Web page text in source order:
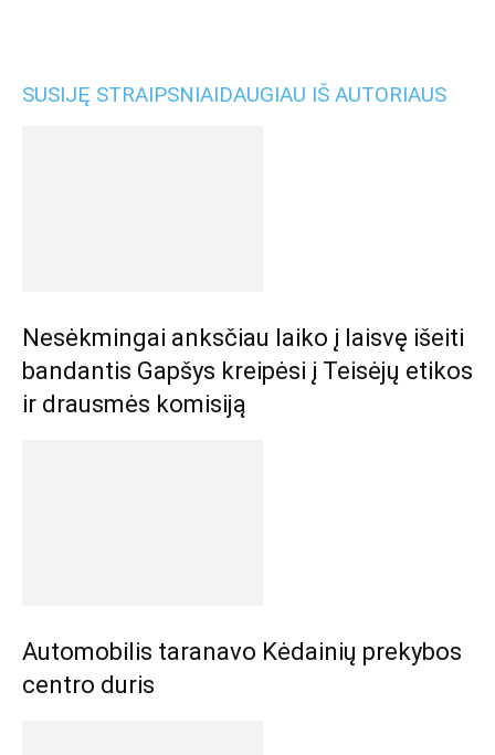
SUSIJĘ STRAIPSNIAIDAUGIAU IŠ AUTORIAUS
Nesėkmingai anksčiau laiko į laisvę išeiti
bandantis Gapšys kreipėsi į Teisėjų etikos
ir drausmės komisiją
Automobilis taranavo Kėdainių prekybos
centro duris